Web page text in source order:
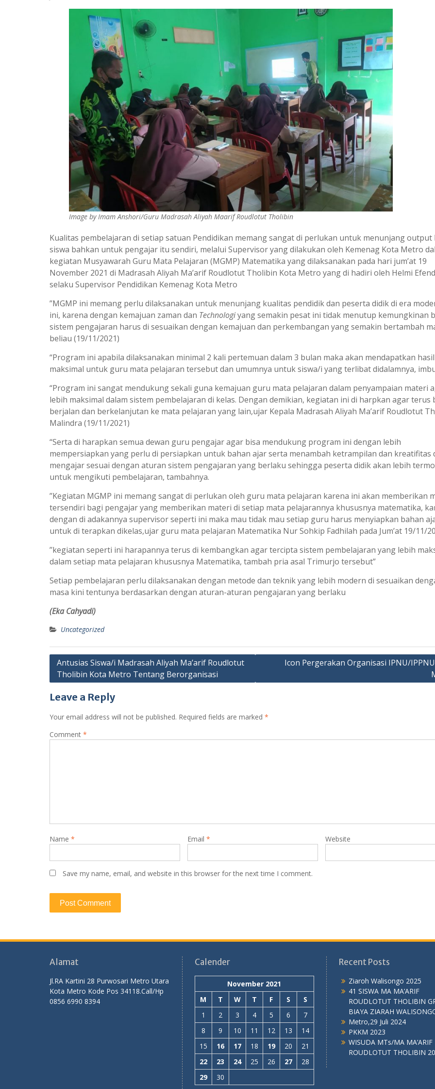
Image by Imam Anshori/Guru Madrasah Aliyah Maarif Roudlotut Tholibin
Kualitas pembelajaran di setiap satuan Pendidikan memang sangat di perlukan untuk menunjang output
siswa bahkan untuk pengajar itu sendiri, melalui Supervisor yang dilakukan oleh Kemenag Kota Metro
kegiatan Musyawarah Guru Mata Pelajaran (MGMP) Matematika yang dilaksanakan pada hari jum’at 19
November 2021 di Madrasah Aliyah Ma’arif Roudlotut Tholibin Kota Metro yang di hadiri oleh Helmi
selaku Supervisor Pendidikan Kemenag Kota Metro
”MGMP ini memang perlu dilaksanakan untuk menunjang kualitas pendidik dan peserta didik di era
ini, karena dengan kemajuan zaman dan Technologiyang semakin pesat ini tidak menutup kemungkinan
sistem pengajaran harus di sesuaikan dengan kemajuan dan perkembangan yang semakin bertambah
beliau (19/11/2021)
“Program ini apabila dilaksanakan minimal 2 kali pertemuan dalam 3 bulan maka akan mendapatkan
maksimal untuk guru mata pelajaran tersebut dan umumnya untuk siswa/i yang terlibat didalamnya,
“Program ini sangat mendukung sekali guna kemajuan guru mata pelajaran dalam penyampaian materi
lebih maksimal dalam sistem pembelajaran di kelas. Dengan demikian, kegiatan ini di harpkan agar terus
berjalan dan berkelanjutan ke mata pelajaran yang lain,ujar Kepala Madrasah Aliyah Ma’arif Roudlotut
Malindra (19/11/2021)
“Serta di harapkan semua dewan guru pengajar agar bisa mendukung program ini dengan lebih
mempersiapkan yang perlu di persiapkan untuk bahan ajar serta menambah ketrampilan dan kreatifitas
mengajar sesuai dengan aturan sistem pengajaran yang berlaku sehingga peserta didik akan lebih
untuk mengikuti pembelajaran, tambahnya.
’’Kegiatan MGMP ini memang sangat di perlukan oleh guru mata pelajaran karena ini akan memberikan
tersendiri bagi pengajar yang memberikan materi di setiap mata pelajarannya khususnya matematika,
dengan di adakannya supervisor seperti ini maka mau tidak mau setiap guru harus menyiapkan bahan
untuk di terapkan dikelas,ujar guru mata pelajaran Matematika Nur Sohkip Fadhilah pada Jum’at 19/11/
’’kegiatan seperti ini harapannya terus di kembangkan agar tercipta sistem pembelajaran yang lebih
dalam setiap mata pelajaran khususnya Matematika, tambah pria asal Trimurjo tersebut”
Setiap pembelajaran perlu dilaksanakan dengan metode dan teknik yang lebih modern di sesuaikan
masa kini tentunya berdasarkan dengan aturan-aturan pengajaran yang berlaku
(Eka Cahyadi)
Uncategorized
Post
navigation
Antusias Siswa/i Madrasah Aliyah Ma’arif Roudlotut
Tholibin Kota Metro Tentang Berorganisasi
Icon Pergerakan Organisasi IPNU/
Leave a Reply
Your email address will not be published. Required fields are marked *
Comment *
Name * Email * Website
Save my name, email, and website in this browser for the next time I comment.
Alamat
Jl.RA Kartini 28 Purwosari Metro Utara
Kota Metro Kode Pos 34118.Call/Hp
0856 6990 8394
Calender
November 2021
M
T W T F S
S
1
2 3 4 5 6
7
8
9 10 11 12 13
14
15
16 17 18 19 20
21
22
23 24 25 26 27
28
29
30
Recent Posts
Ziaroh Walisongo 2025
41 SISWA MA MA’ARIF
ROUDLOTUT THOLIBIN
BIAYA ZIARAH
Metro,29 Juli 2024
PKKM 2023
WISUDA MTs/MA MA’ARIF
ROUDLOTUT THOLIBIN